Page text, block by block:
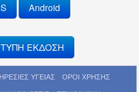
Android
ΕΚΔΟΣΗ
ΥΓΕΙΑΣ ΟΡΟΙ ΧΡΗΣΗΣ